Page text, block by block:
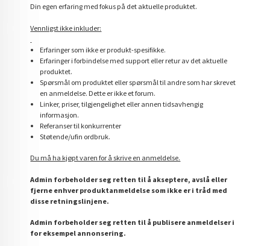
Din egen erfaring med fokus på det aktuelle produktet.
Vennligst ikke inkluder:
Erfaringer som ikke er produkt-spesifikke.
Erfaringer i forbindelse med support eller retur av det aktuelle
produktet.
Spørsmål om produktet eller spørsmål til andre som har skrevet
en anmeldelse. Dette er ikke et forum.
Linker, priser, tilgjengelighet eller annen tidsavhengig
informasjon.
Referanser til konkurrenter
Støtende/ufin ordbruk.
Du må ha kjøpt varen for å skrive en anmeldelse.
Admin forbeholder seg retten til å akseptere, avslå eller
fjerne enhver produktanmeldelse som ikke er i tråd med
disse retningslinjene.
Admin forbeholder seg retten til å publisere anmeldelser i
for eksempel annonsering.